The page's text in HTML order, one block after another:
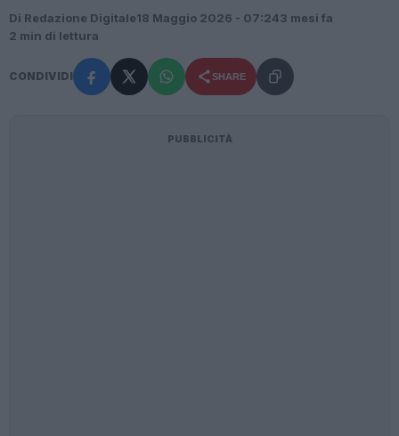
Di Redazione Digitale18 Maggio 2026 - 07:243 mesi fa
2 min di lettura
CONDIVIDI SHARE
PUBBLICITÀ